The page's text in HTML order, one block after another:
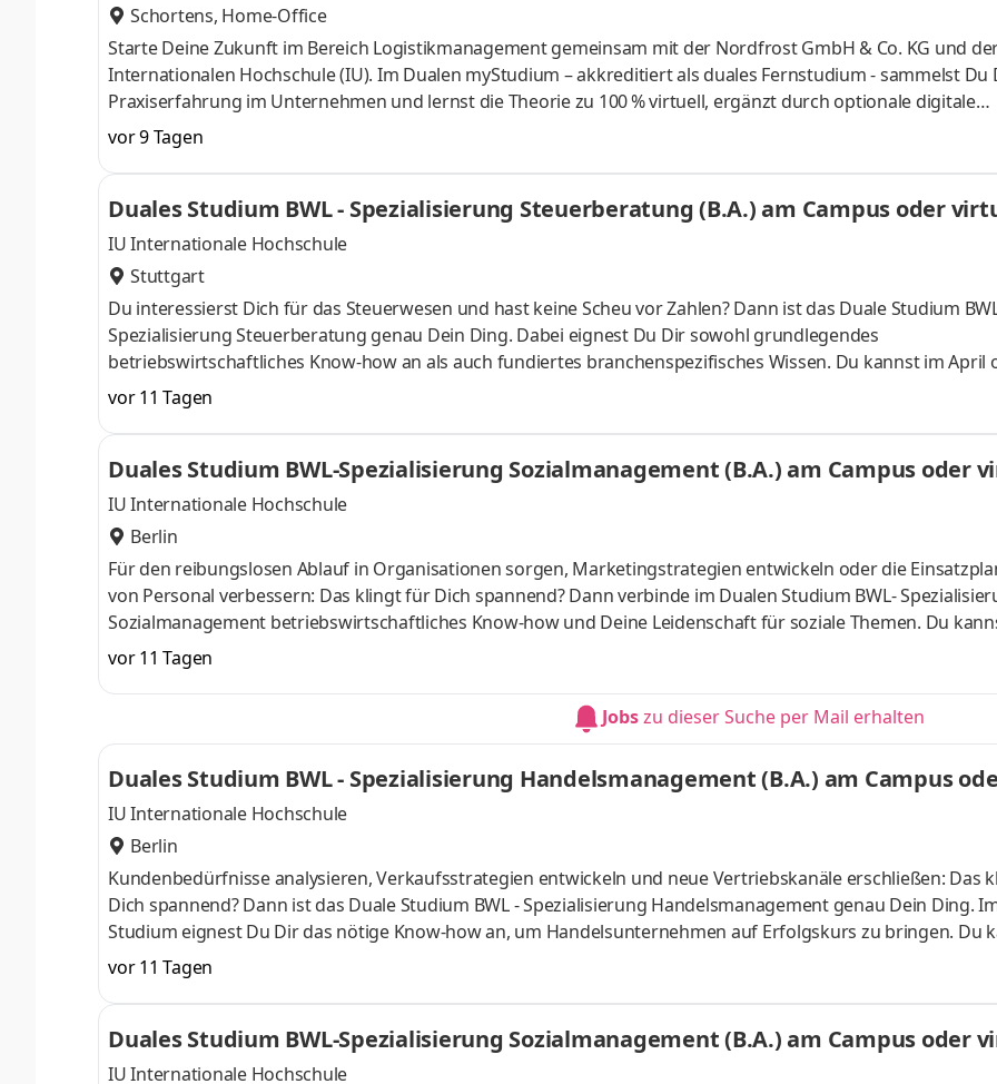
Schortens, Home-Office
Starte Deine Zukunft im Bereich Logistikmanagement gemeinsam mit der Nordfrost GmbH & Co. KG und
Internationalen Hochschule (IU). Im Dualen myStudium – akkreditiert als duales Fernstudium - sammelst Du
Praxiserfahrung im Unternehmen und lernst die Theorie zu 100 % virtuell, ergänzt durch optionale digitale
Begleitveranstaltungen. Seit 50 Jahren sind wir Logistiker aus Leidenschaft. Als Deutschlands Marktführer im
der Tiefkühllogistik beschäftigen wir rund 2.300 Mitarbeiterinnen und Mitarbeiter in der Europa-Zentrale im
friesischen Schortens und an den 40 bundesweit gelegenen NORDFROST-Tiefkühlstandorten. Werde auch
unseres Teams und starte bei uns zum 1. Oktober
vor 9 Tagen
Duales Studium BWL - Spezialisierung Steuerberatung (B.A.) am Campus oder
IU Internationale Hochschule
Stuttgart
Du interessierst Dich für das Steuerwesen und hast keine Scheu vor Zahlen? Dann ist das Duale Studium
Spezialisierung Steuerberatung genau Dein Ding. Dabei eignest Du Dir sowohl grundlegendes
betriebswirtschaftliches Know-how an als auch fundiertes branchenspezifisches Wissen. Du kannst im April
Oktober starten – direkt am Campus vor Ort oder ganz flexibel virtuell. Deine Praxisphasen absolvierst Du bei
Unternehmen in Deiner Nähe. Aufgaben Du kannst Dein Studium ohne Numerus clausus oder
startenDu absolvierst ein staatlich anerkanntes Bachelorstudium mit praxisnahen InhaltenDeine
Study Guides und Lehrenden sind stets für Dich da Du lernst
vor 11 Tagen
Duales Studium BWL-Spezialisierung Sozialmanagement (B.A.) am Campus oder
IU Internationale Hochschule
Berlin
Für den reibungslosen Ablauf in Organisationen sorgen, Marketingstrategien entwickeln oder die
von Personal verbessern: Das klingt für Dich spannend? Dann verbinde im Dualen Studium BWL-
Sozialmanagement betriebswirtschaftliches Know-how und Deine Leidenschaft für soziale Themen. Du
April oder im Oktober starten – direkt am Campus vor Ort oder ganz flexibel virtuell. Deine Praxisphasen
Du bei einem Unternehmen in Deiner Nähe. Aufgaben Du kannst Dein Studium ohne Numerus clausus oder
Aufnahmeprüfung startenDu absolvierst ein staatlich anerkanntes Bachelorstudium mit praxisnahen
vor 11 Tagen
Jobszu dieser Suche per Mail erhalten
Duales Studium BWL - Spezialisierung Handelsmanagement (B.A.) am Campus
IU Internationale Hochschule
Berlin
Kundenbedürfnisse analysieren, Verkaufsstrategien entwickeln und neue Vertriebskanäle erschließen: Das
Dich spannend? Dann ist das Duale Studium BWL - Spezialisierung Handelsmanagement genau Dein Ding.
Studium eignest Du Dir das nötige Know-how an, um Handelsunternehmen auf Erfolgskurs zu bringen. Du
April oder im Oktober starten – direkt am Campus vor Ort oder ganz flexibel virtuell. Deine Praxisphasen
Du bei einem Unternehmen in Deiner Nähe. Aufgaben Du kannst Dein Studium ohne Numerus clausus oder
Aufnahmeprüfung startenDu absolvierst ein staatlich anerkanntes Bachelorstudium mit praxisnahen
Studienberatung, Study Guides und Lehrenden sind
vor 11 Tagen
Duales Studium BWL-Spezialisierung Sozialmanagement (B.A.) am Campus oder
IU Internationale Hochschule